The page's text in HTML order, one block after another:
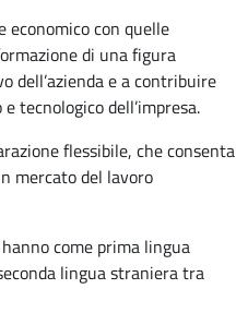
economico con quelle
di una figura
dell’azienda e a contribuire
tecnologico dell’impresa.
flessibile, che consenta
mercato del lavoro
come prima lingua
lingua straniera tra